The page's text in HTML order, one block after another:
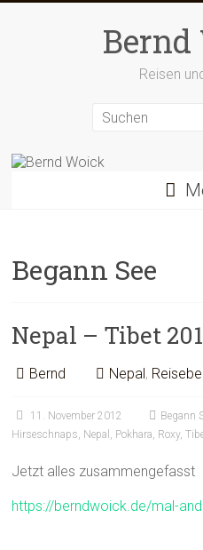
Bernd
Reisen
Begann See
Nepal – Tibet
Bernd Nepal,
11. November 2012 Begann
Hirseschnaps, Nepal , Pokhara, Roxy,
Jetzt alles zusammengefasst
https://berndwoick.de/mal-